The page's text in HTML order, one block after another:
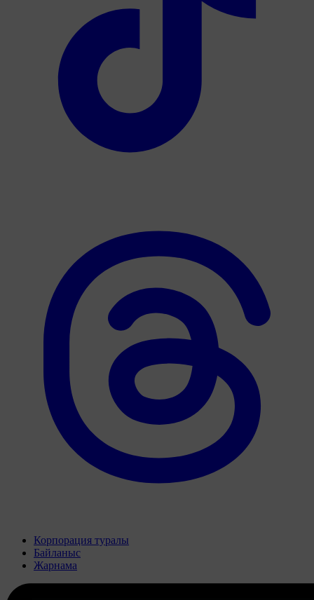
Корпорация туралы
Байланыс
Жарнама